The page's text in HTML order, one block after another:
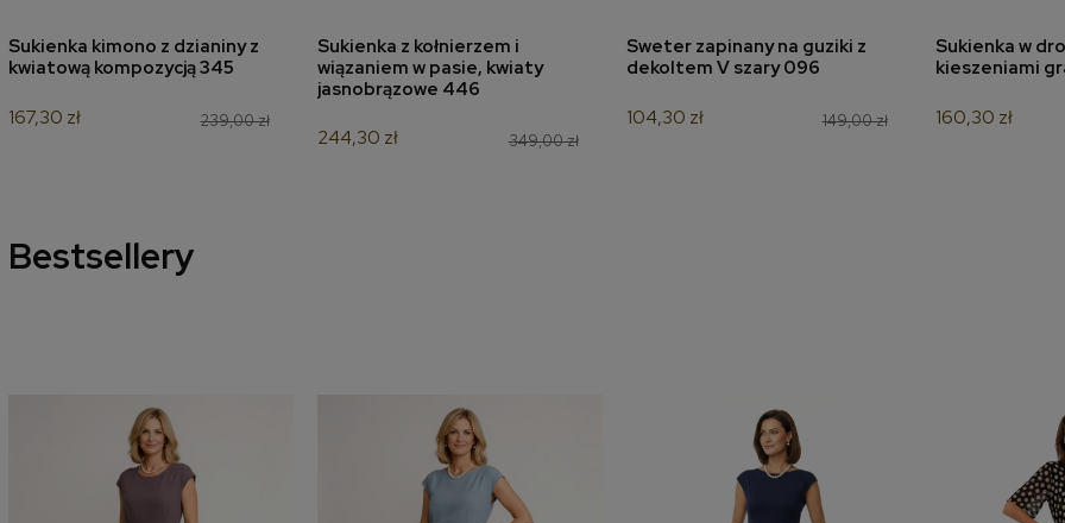
dodaj do koszyka
Sukienka kimono z dzianiny z
kwiatową kompozycją 345
239,00 zł
167,30 zł
dodaj do koszyka
Sukienka z kołnierzem i
wiązaniem w pasie, kwiaty
jasnobrązowe 446
349,00 zł
244,30 zł
dodaj do koszyka
Sweter zapinany na guziki z
dekoltem V szary 096
149,00 zł
104,30 zł
dodaj
Sukienka w
kieszeniami
160,30 zł
Bestsellery